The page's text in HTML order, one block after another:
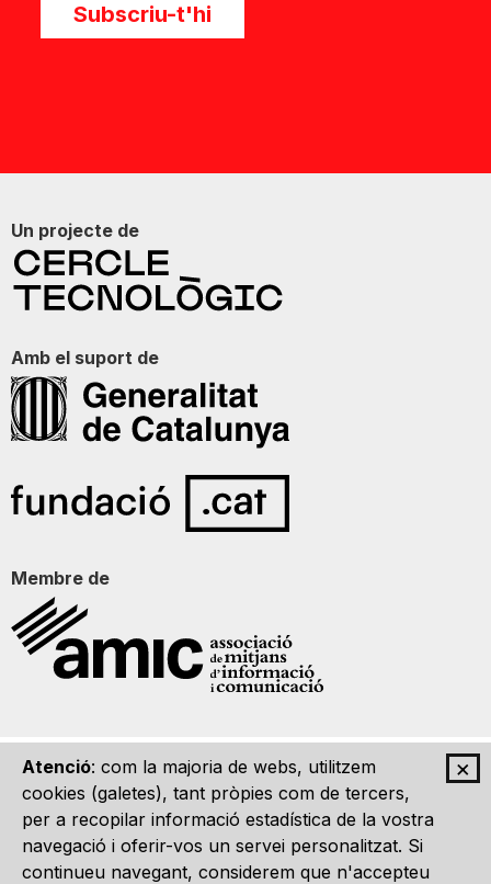
×
Atenció: com la majoria de webs, utilitzem
cookies (galetes), tant pròpies com de tercers,
per a recopilar informació estadística de la vostra
navegació i oferir-vos un servei personalitzat. Si
continueu navegant, considerem que n'accepteu
Subscriu-t'hi
Un projecte de
Amb el suport de
Membre de
Qui som Contacte Imatge Gràfica Avís legal